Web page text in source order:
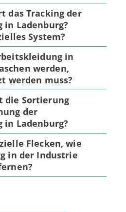
das Tracking der
Ladenburg?
System?
in
werden,
werden muss?
die Sortierung
der
Ladenburg?
Flecken, wie
in der Industrie